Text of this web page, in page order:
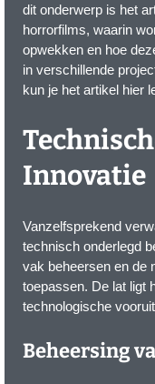
dit onderwerp is het
horrorfilms, waarin
opwekken en hoe
in verschillende
kun je het artikel hier
Innovatie
Vanzelfsprekend
technisch onderlegd
vak beheersen en de
toepassen. De lat ligt
technologische
Beheersing